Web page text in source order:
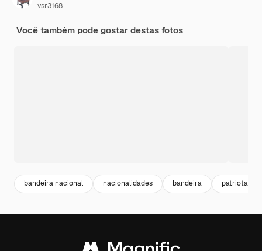
vsr3168
Você também pode gostar destas fotos
bandeira nacional nacionalidades bandeira patriota